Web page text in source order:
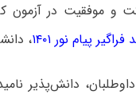
موفقیت در آزمون
پیام نور ۱۴۰۱ ،
دانش‌پذیر